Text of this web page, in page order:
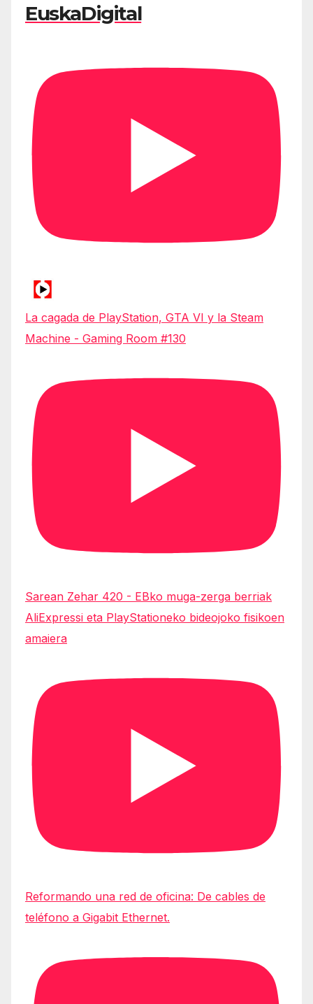
EuskaDigital
La cagada de PlayStation, GTA VI y la Steam
Machine - Gaming Room #130
Sarean Zehar 420 - EBko muga-zerga berriak
AliExpressi eta PlayStationeko bideojoko fisikoen
amaiera
Reformando una red de oficina: De cables de
teléfono a Gigabit Ethernet.